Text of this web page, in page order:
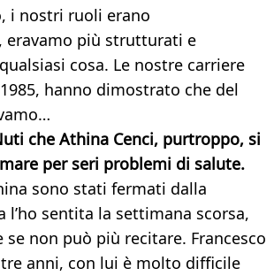
i nostri ruoli erano
eravamo più strutturati e
cosa. Le nostre carriere
hanno dimostrato che del
che Athina Cenci, purtroppo, si
per seri problemi di salute.
sono stati fermati dalla
l’ho sentita la settimana scorsa,
se non può più recitare. Francesco
anni, con lui è molto difficile